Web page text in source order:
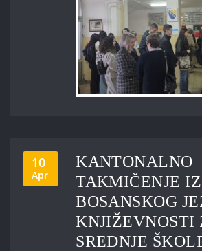
10
Apr
KANTONALNO
TAKMIČENJE IZ
BOSANSKOG
KNJIŽEVNOSTI
SREDNJE